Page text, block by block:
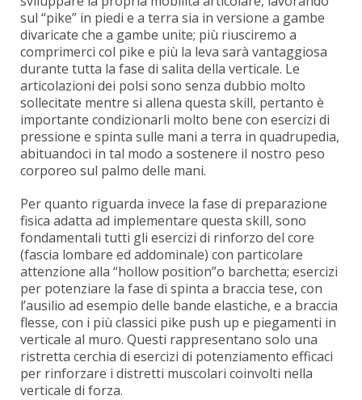
sul “pike” in piedi e a terra sia in versione a gambe
divaricate che a gambe unite; più riusciremo a
comprimerci col pike e più la leva sarà vantaggiosa
durante tutta la fase di salita della verticale. Le
articolazioni dei polsi sono senza dubbio molto
sollecitate mentre si allena questa skill, pertanto è
importante condizionarli molto bene con esercizi di
pressione e spinta sulle mani a terra in quadrupedia,
abituandoci in tal modo a sostenere il nostro peso
corporeo sul palmo delle mani.
Per quanto riguarda invece la fase di preparazione
fisica adatta ad implementare questa skill, sono
fondamentali tutti gli esercizi di rinforzo del core
(fascia lombare ed addominale) con particolare
attenzione alla “hollow position”o barchetta; esercizi
per potenziare la fase di spinta a braccia tese, con
l’ausilio ad esempio delle bande elastiche, e a braccia
flesse, con i più classici pike push up e piegamenti in
verticale al muro. Questi rappresentano solo una
ristretta cerchia di esercizi di potenziamento efficaci
per rinforzare i distretti muscolari coinvolti nella
verticale di forza.